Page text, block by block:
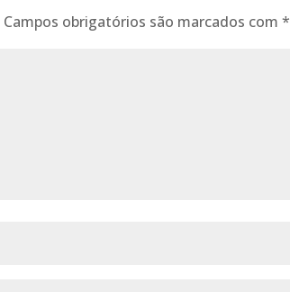
Campos obrigatórios são marcados com*